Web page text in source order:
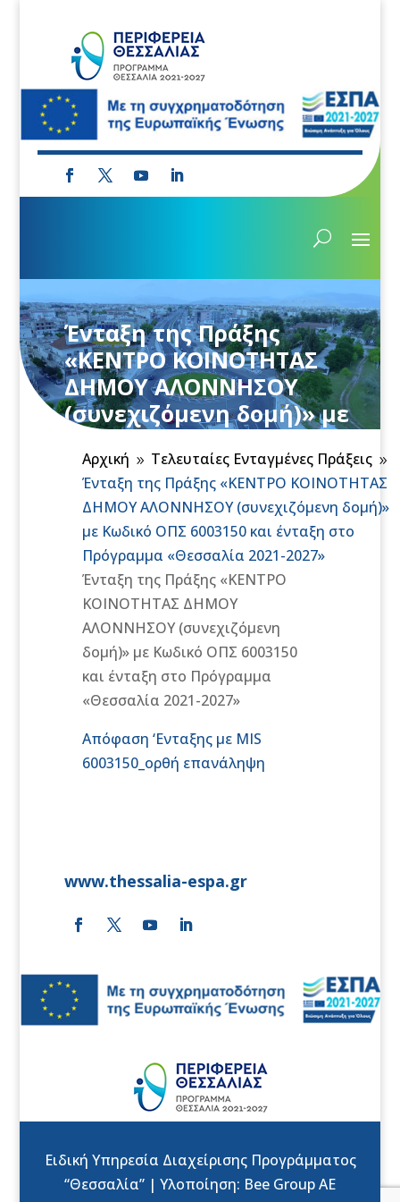
Ένταξη της Πράξης
«ΚΕΝΤΡΟ ΚΟΙΝΟΤΗΤΑΣ
ΔΗΜΟΥ ΑΛΟΝΝΗΣΟΥ
(συνεχιζόμενη δομή)» με
Κωδικό ΟΠΣ 6003150 και
ένταξη στο Πρόγραμμα
«Θεσσαλία 2021-2027»
Αρχική 9 Τελευταίες Ενταγμένες Πράξεις 9
Ένταξη της Πράξης «ΚΕΝΤΡΟ ΚΟΙΝΟΤΗΤΑΣ
ΔΗΜΟΥ ΑΛΟΝΝΗΣΟΥ (συνεχιζόμενη δομή)»
με Κωδικό ΟΠΣ 6003150 και ένταξη στο
Πρόγραμμα «Θεσσαλία 2021-2027»
Ένταξη της Πράξης «ΚΕΝΤΡΟ
ΚΟΙΝΟΤΗΤΑΣ ΔΗΜΟΥ
ΑΛΟΝΝΗΣΟΥ (συνεχιζόμενη
δομή)» με Κωδικό ΟΠΣ 6003150
και ένταξη στο Πρόγραμμα
«Θεσσαλία 2021-2027»
Απόφαση ‘Ενταξης με MIS
6003150_ορθή επανάληψη
www.thessalia-espa.gr
Ειδική Υπηρεσία Διαχείρισης Προγράμματος
“Θεσσαλία” | Υλοποίηση: Bee Group AE